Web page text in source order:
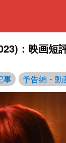
：映画短
事 予告編・動